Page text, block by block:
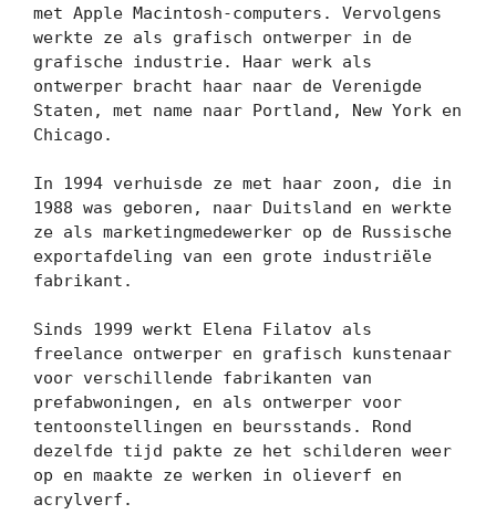
met Apple Macintosh-computers. Vervolgens
werkte ze als grafisch ontwerper in de
grafische industrie. Haar werk als
ontwerper bracht haar naar de Verenigde
Staten, met name naar Portland, New York en
Chicago.
In 1994 verhuisde ze met haar zoon, die in
1988 was geboren, naar Duitsland en werkte
ze als marketingmedewerker op de Russische
exportafdeling van een grote industriële
fabrikant.
Sinds 1999 werkt Elena Filatov als
freelance ontwerper en grafisch kunstenaar
voor verschillende fabrikanten van
prefabwoningen, en als ontwerper voor
tentoonstellingen en beursstands. Rond
dezelfde tijd pakte ze het schilderen weer
op en maakte ze werken in olieverf en
acrylverf.